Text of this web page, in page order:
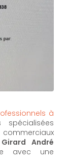
à
commerciaux
André
avec une